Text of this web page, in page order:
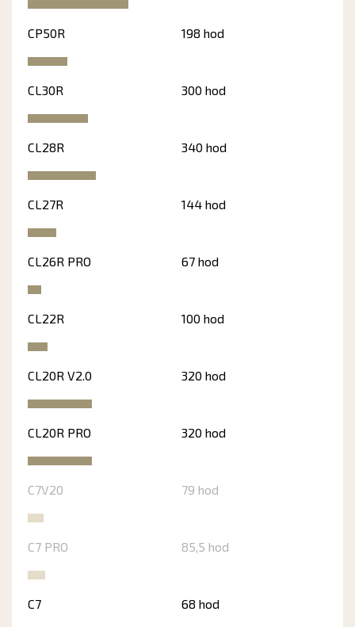
CP50R 198 hod
CL30R 300 hod
CL28R 340 hod
CL27R 144 hod
CL26R PRO 67 hod
CL22R 100 hod
CL20R V2.0 320 hod
CL20R PRO 320 hod
C7V20 79 hod
C7 PRO 85,5 hod
C7 68 hod